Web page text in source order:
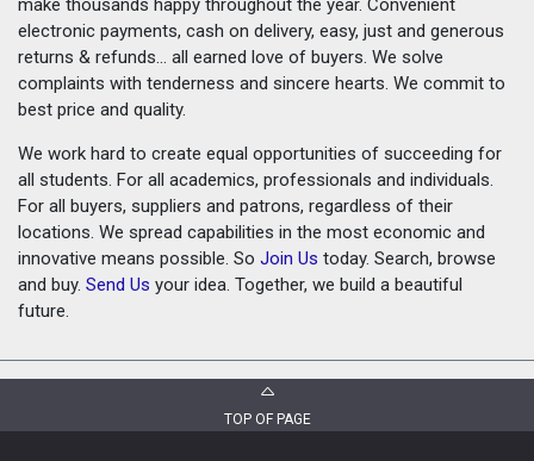
make thousands happy throughout the year. Convenient
electronic payments, cash on delivery, easy, just and generous
returns & refunds... all earned love of buyers. We solve
complaints with tenderness and sincere hearts. We commit to
best price and quality.
We work hard to create equal opportunities of succeeding for
all students. For all academics, professionals and individuals.
For all buyers, suppliers and patrons, regardless of their
locations. We spread capabilities in the most economic and
innovative means possible. So Join Us today. Search, browse
and buy. Send Us your idea. Together, we build a beautiful
future.
TOP OF PAGE